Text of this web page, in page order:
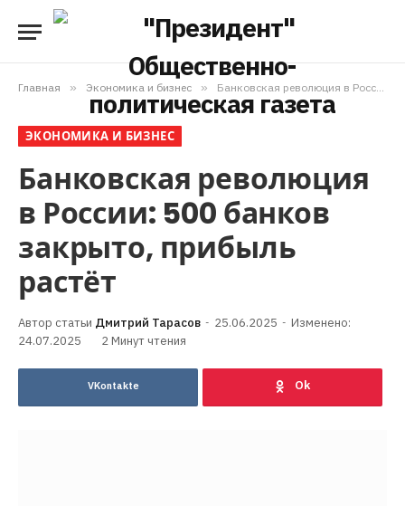
Главная » Экономика и бизнес » Банковская революция в России: 500 банков закрыто, прибыль растёт
ЭКОНОМИКА И БИЗНЕС
Банковская революция
в России: 500 банков
закрыто, прибыль
растёт
Дмитрий Тарасов 25.06.2025
Изменено:
24.07.2025
2 Минут чтения
VKontakte